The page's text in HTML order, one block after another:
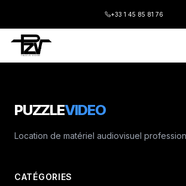
+33 1 45 85 81 76
PUZZLEVIDEO
Location de matériel audiovisuel
CATÉGORIES